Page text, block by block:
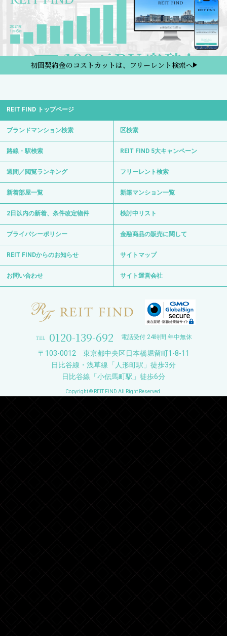
初回契約金のコストカットは、フリーレント検索へ
REIT FIND トップページ
ブランドマンション検索 区検索
路線・駅検索 REIT FIND 5大キャンペーン
週間／閲覧ランキング フリーレント検索
新着部屋一覧 新築マンション一覧
2日以内の新着、条件改定物件 検討中リスト
プライバシーポリシー 金融商品の販売に関して
REIT FINDからのお知らせ サイトマップ
お問い合わせ サイト運営会社
0120-139-692 電話受付 24時間 年中無休
〒103-0012 東京都中央区日本橋堀留町1-8-11
日比谷線・浅草線「人形町駅」徒歩3分
日比谷線「小伝馬町駅」徒歩6分
Copyright © REIT FIND All Right Reserved.